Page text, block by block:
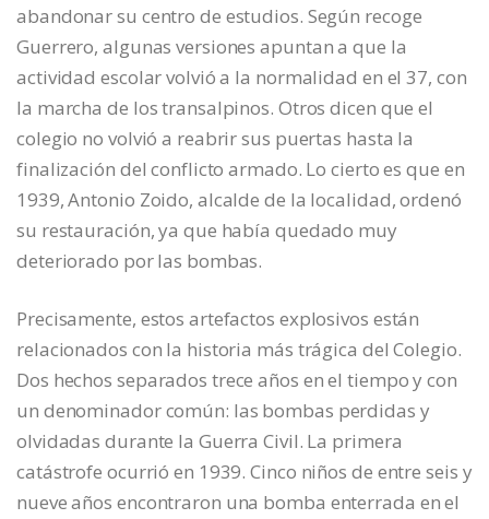
abandonar su centro de estudios. Según recoge
Guerrero, algunas versiones apuntan a que la
actividad escolar volvió a la normalidad en el 37, con
la marcha de los transalpinos. Otros dicen que el
colegio no volvió a reabrir sus puertas hasta la
finalización del conflicto armado. Lo cierto es que en
1939, Antonio Zoido, alcalde de la localidad, ordenó
su restauración, ya que había quedado muy
deteriorado por las bombas.
Precisamente, estos artefactos explosivos están
relacionados con la historia más trágica del Colegio.
Dos hechos separados trece años en el tiempo y con
un denominador común: las bombas perdidas y
olvidadas durante la Guerra Civil. La primera
catástrofe ocurrió en 1939. Cinco niños de entre seis y
nueve años encontraron una bomba enterrada en el